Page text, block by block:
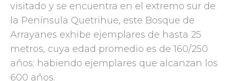
visitado y se encuentra en el extremo sur de
la Península Quetrihue, este Bosque de
Arrayanes exhibe ejemplares de hasta 25
metros, cuya edad promedio es de 160/250
años; habiendo ejemplares que alcanzan los
600 años.